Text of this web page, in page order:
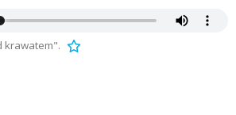
krawatem".